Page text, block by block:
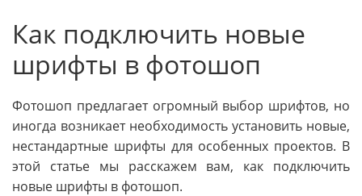
Как подключить новые
шрифты в фотошоп
Фотошоп предлагает огромный выбор шрифтов, но
иногда возникает необходимость установить новые,
нестандартные шрифты для особенных проектов. В
этой статье мы расскажем вам, как подключить
новые шрифты в фотошоп.